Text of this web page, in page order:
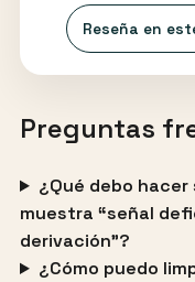
Reseña en
Preguntas
¿Qué debo hacer
muestra “señal
derivación”?
¿Cómo puedo